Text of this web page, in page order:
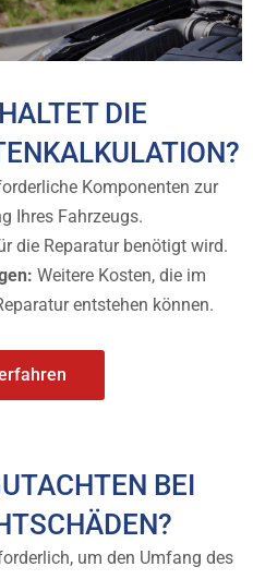
DIE
Komponenten zur
Ihres Fahrzeugs.
die Reparatur benötigt wird.
Weitere Kosten, die im
entstehen können.
BEI
um den Umfang des